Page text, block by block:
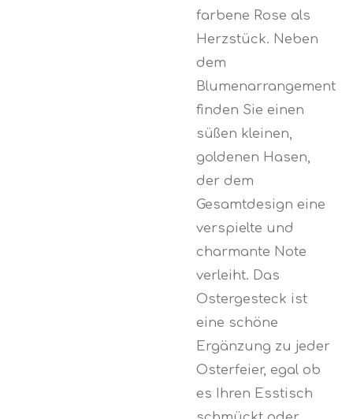
farbene Rose als
Herzstück. Neben
dem
Blumenarrangement
finden Sie einen
süßen kleinen,
goldenen Hasen,
der dem
Gesamtdesign eine
verspielte und
charmante Note
verleiht. Das
Ostergesteck ist
eine schöne
Ergänzung zu jeder
Osterfeier, egal ob
es Ihren Esstisch